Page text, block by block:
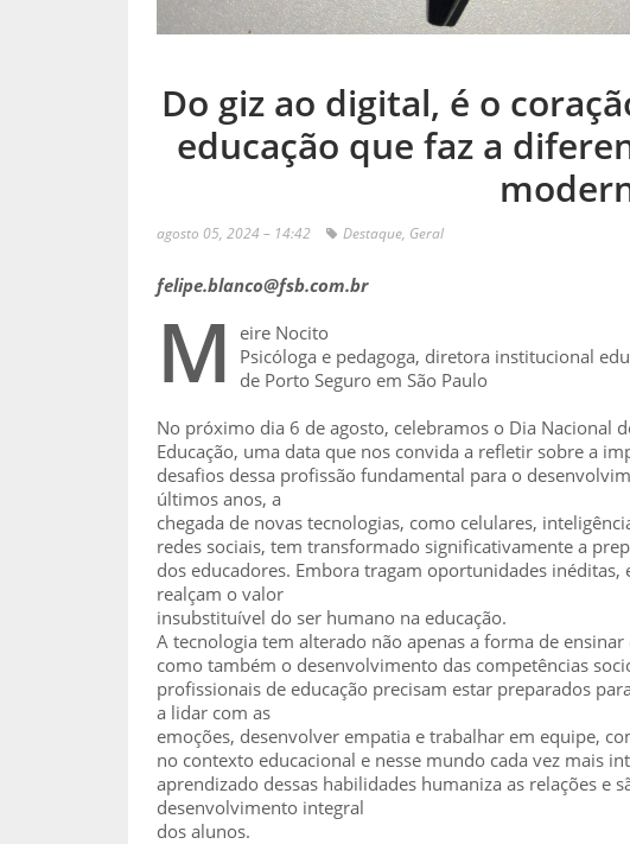
Do giz ao digital, é o
educação que faz a
agosto 05, 2024 – 14:42 Destaque, Geral
felipe.blanco@fsb.com.br
M
eire Nocito
Psicóloga e pedagoga, diretora institucional
de Porto Seguro em São Paulo
No próximo dia 6 de agosto, celebramos o Dia Nacional
Educação, uma data que nos convida a refletir sobre a
desafios dessa profissão fundamental para o
últimos anos, a
chegada de novas tecnologias, como celulares,
redes sociais, tem transformado significativamente a
dos educadores. Embora tragam oportunidades inéditas,
realçam o valor
insubstituível do ser humano na educação.
A tecnologia tem alterado não apenas a forma de
como também o desenvolvimento das competências
profissionais de educação precisam estar preparados
a lidar com as
emoções, desenvolver empatia e trabalhar em equipe,
no contexto educacional e nesse mundo cada vez mais
aprendizado dessas habilidades humaniza as relações e
desenvolvimento integral
dos alunos.